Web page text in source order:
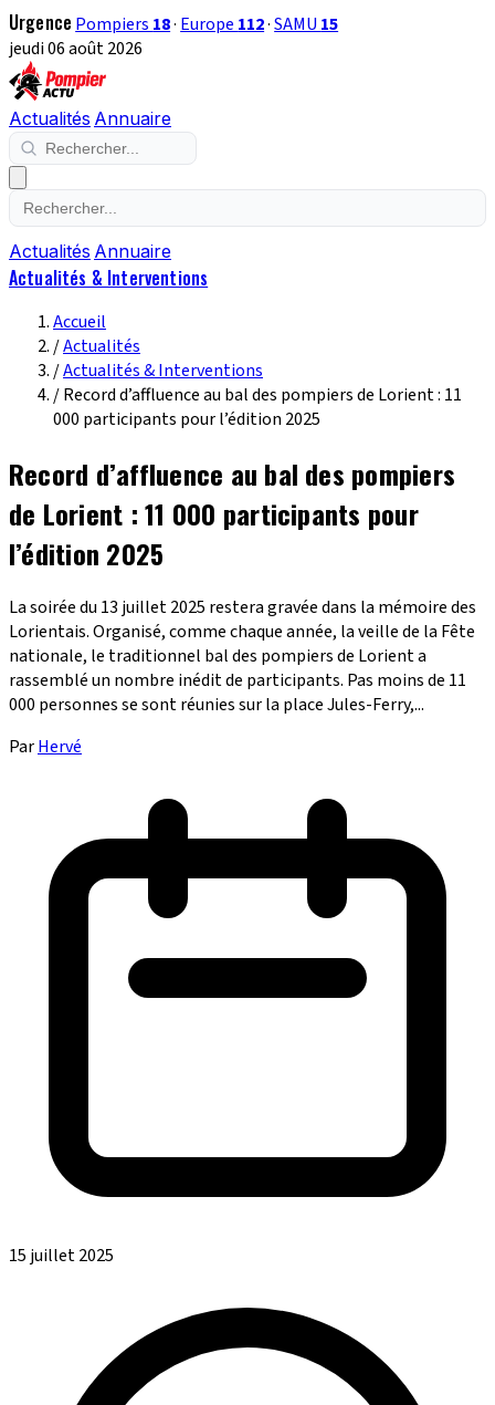
Urgence Pompiers 18· Europe 112·SAMU 15
jeudi 06 août 2026
Actualités Annuaire
Actualités Annuaire
Actualités & Interventions
Accueil
/Actualités
/Actualités & Interventions
/Record d’affluence au bal des pompiers de Lorient : 11
000 participants pour l’édition 2025
Record d’affluence au bal des pompiers
de Lorient : 11 000 participants pour
l’édition 2025
La soirée du 13 juillet 2025 restera gravée dans la mémoire des
Lorientais. Organisé, comme chaque année, la veille de la Fête
nationale, le traditionnel bal des pompiers de Lorient a
rassemblé un nombre inédit de participants. Pas moins de 11
000 personnes se sont réunies sur la place Jules-Ferry,...
ParHervé
15 juillet 2025